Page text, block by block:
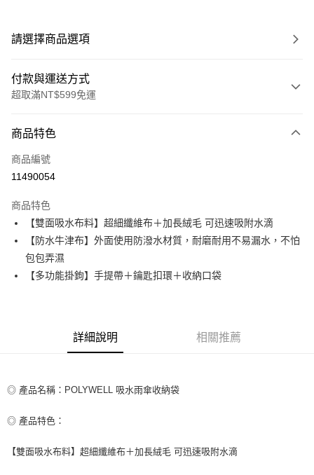
請選擇商品選項
付款與運送方式
超取滿NT$599免運
信用卡一次付款
超商取貨付款
Apple Pay
街口支付
悠遊付
全家取貨付款
每筆NT$80，滿NT$599(含以上)免運費
商品特色
商品編號
11490054
商品特色
【雙面吸水布料】超細纖維布＋加長絨毛 可迅速吸附水滴
【防水牛津布】外面使用防潑水材質，耐磨耐用不易漏水，不怕
包包弄濕
【多功能掛鉤】手提帶＋鑰匙扣環＋收納口袋
詳細說明 相關推薦
◎ 產品名稱：POLYWELL 吸水雨傘收納袋
◎ 產品特色：
【雙面吸水布料】超細纖維布＋加長絨毛 可迅速吸附水滴